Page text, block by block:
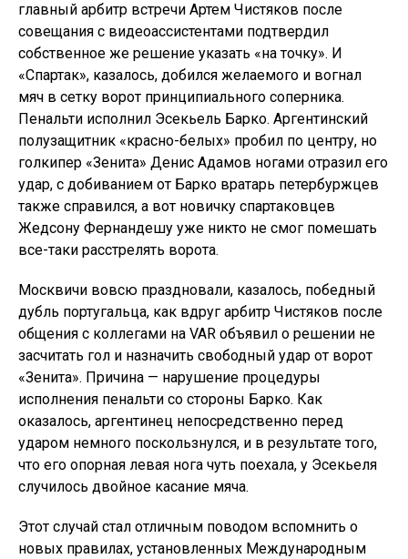
главный арбитр встречи Артем Чистяков после
совещания с видеоассистентами подтвердил
собственное же решение указать «на точку». И
«Спартак», казалось, добился желаемого и вогнал
мяч в сетку ворот принципиального соперника.
Пенальти исполнил Эсекьель Барко. Аргентинский
полузащитник «красно-белых» пробил по центру, но
голкипер «Зенита» Денис Адамов ногами отразил его
удар, с добиванием от Барко вратарь петербуржцев
также справился, а вот новичку спартаковцев
Жедсону Фернандешу уже никто не смог помешать
все-таки расстрелять ворота.
Москвичи вовсю праздновали, казалось, победный
дубль португальца, как вдруг арбитр Чистяков после
общения с коллегами на VAR объявил о решении не
засчитать гол и назначить свободный удар от ворот
«Зенита». Причина — нарушение процедуры
исполнения пенальти со стороны Барко. Как
оказалось, аргентинец непосредственно перед
ударом немного поскользнулся, и в результате того,
что его опорная левая нога чуть поехала, у Эсекьеля
случилось двойное касание мяча.
Этот случай стал отличным поводом вспомнить о
новых правилах, установленных Международным